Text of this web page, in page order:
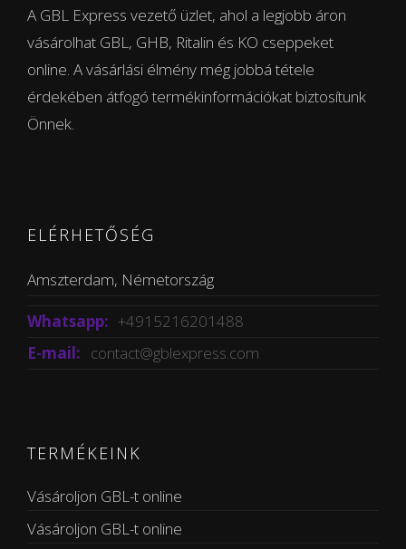
A GBL Express vezető üzlet, ahol a legjobb áron
vásárolhat GBL, GHB, Ritalin és KO cseppeket
online. A vásárlási élmény még jobbá tétele
érdekében átfogó termékinformációkat biztosítunk
Önnek.
ELÉRHETŐSÉG
Amszterdam, Németország
Whatsapp: +4915216201488
E-mail: contact@gblexpress.com
TERMÉKEINK
Vásároljon GBL-t online
Vásároljon GBL-t online